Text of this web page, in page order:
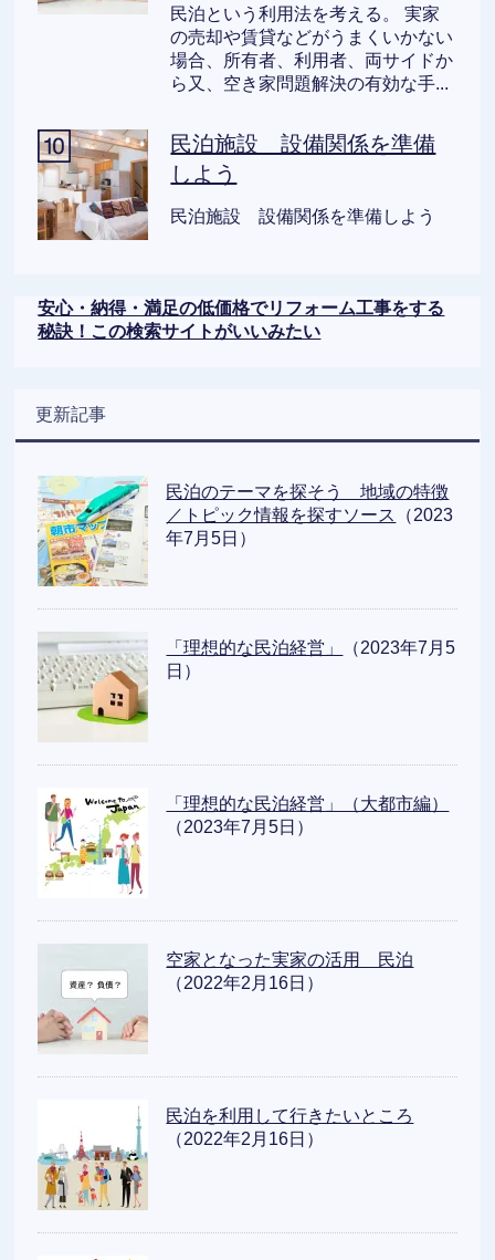
民泊という利用法を考える。 実家
の売却や賃貸などがうまくいかない
場合、所有者、利用者、両サイドか
ら又、空き家問題解決の有効な手...
民泊施設 設備関係を準備
しよう
民泊施設 設備関係を準備しよう
安心・納得・満足の低価格でリフォーム工事をする
秘訣！この検索サイトがいいみたい
更新記事
民泊のテーマを探そう 地域の特徴
／トピック情報を探すソース
（2023
年7月5日）
「理想的な民泊経営」
（2023年7月5
日）
「理想的な民泊経営」（大都市編）
（2023年7月5日）
空家となった実家の活用 民泊
（2022年2月16日）
民泊を利用して行きたいところ
（2022年2月16日）